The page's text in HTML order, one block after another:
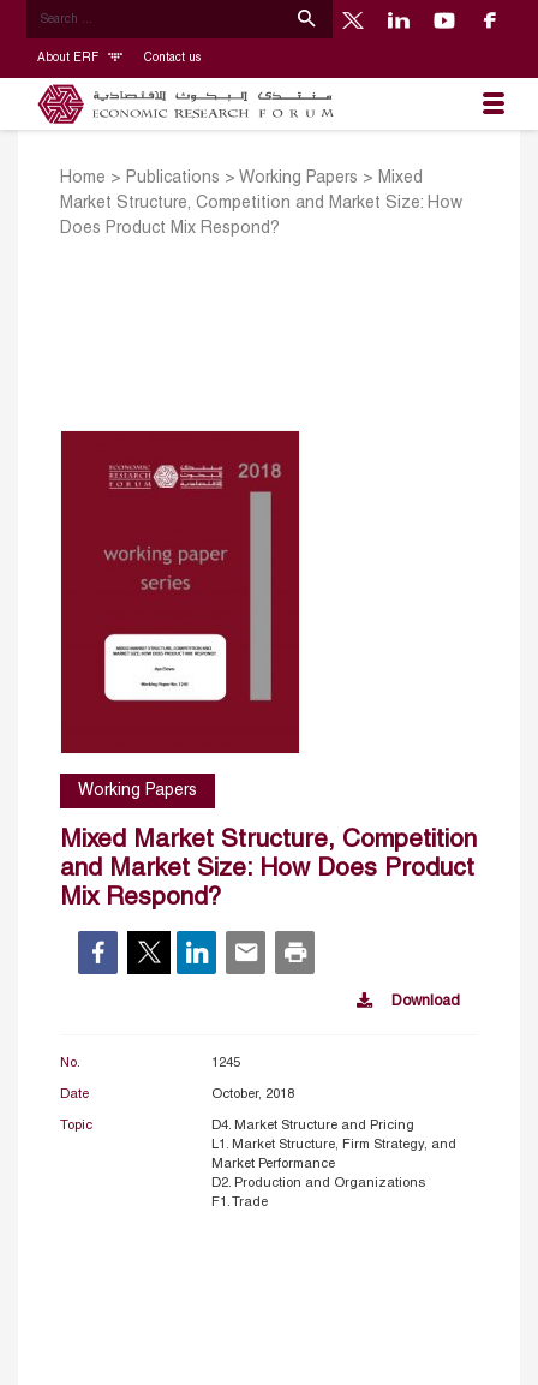
About ERF Contact us
Home > Publications > Working Papers > Mixed
Market Structure, Competition and Market Size: How
Does Product Mix Respond?
Working Papers
Mixed Market Structure, Competition
and Market Size: How Does Product
Mix Respond?
Download
No. 1245
Date October, 2018
Topic
D4. Market Structure and Pricing
L1. Market Structure, Firm Strategy, and
Market Performance
D2. Production and Organizations
F1. Trade